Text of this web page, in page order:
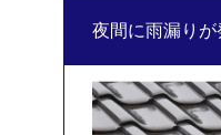
夜間に雨漏り